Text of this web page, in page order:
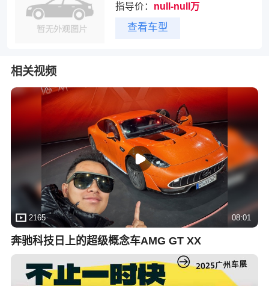
指导价： null-null万
查看车型
相关视频
2165 08:01
奔驰科技日上的超级概念车AMG GT XX